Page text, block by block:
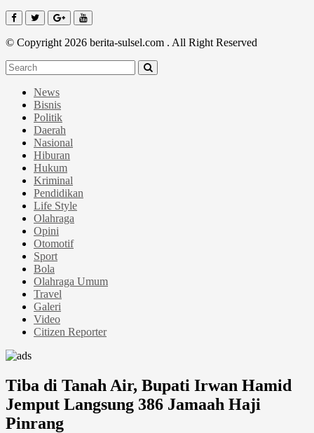
© Copyright 2026 berita-sulsel.com . All Right Reserved
News
Bisnis
Politik
Daerah
Nasional
Hiburan
Hukum
Kriminal
Pendidikan
Life Style
Olahraga
Opini
Otomotif
Sport
Bola
Olahraga Umum
Travel
Galeri
Video
Citizen Reporter
Tiba di Tanah Air, Bupati Irwan Hamid
Jemput Langsung 386 Jamaah Haji
Pinrang